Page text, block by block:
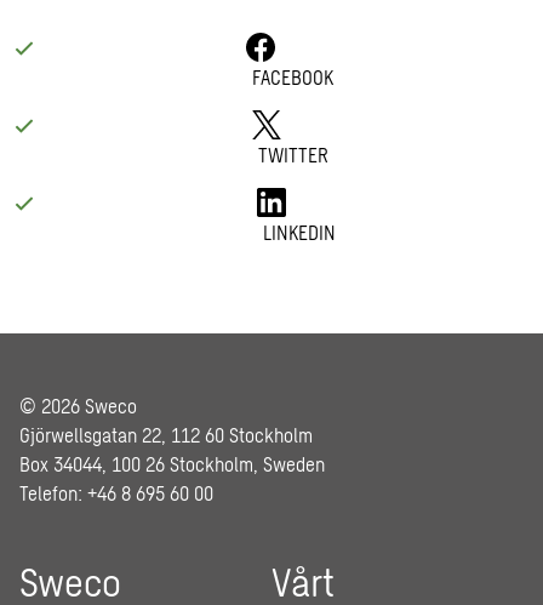
FACEBOOK
TWITTER
LINKEDIN
© 2026 Sweco
Gjörwellsgatan 22, 112 60 Stockholm
Box 34044, 100 26 Stockholm, Sweden
Telefon: +46 8 695 60 00
Sweco
Vårt